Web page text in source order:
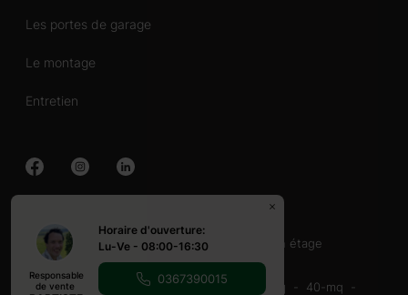
Les portes de garage
Le montage
Entretien
40-60 mq
60-80 mq Avec terrasse
un étage
Abri en bois
16-20-mq
20-mq 20-30 mq 30-40 mq 40-mq
Responsable
de vente
Horaire d'ouverture:
Lu-Ve - 08:00-16:30
0367390015